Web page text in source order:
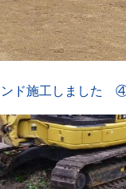
ンド施工しました